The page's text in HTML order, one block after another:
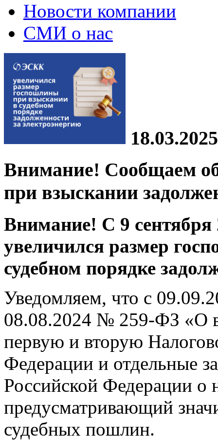
Новости компании
СМИ о нас
18.03.2025
Внимание! Сообщаем
при взыскании
Внимание! С 9 сентября
увеличился размер
судебном порядке
Уведомляем, что с
08.08.2024 № 259-ФЗ «О
первую и вторую
Федерации и отдельные
Российской Федерации о
предусматривающий
судебных пошлин.